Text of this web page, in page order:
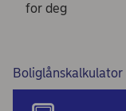
for deg
Boliglånskalkulator